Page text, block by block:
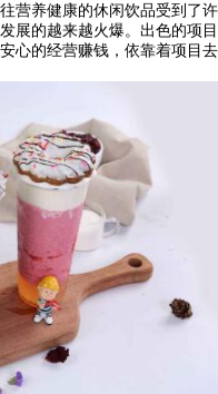
营养健康的休闲饮品受到了许
展的越来越火爆。出色的项目
心的经营赚钱，依靠着项目去